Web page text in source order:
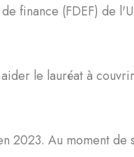
finance (FDEF) de
le lauréat à
2023. Au moment de